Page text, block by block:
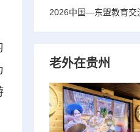
2026中国—东盟教育交
老外在贵州